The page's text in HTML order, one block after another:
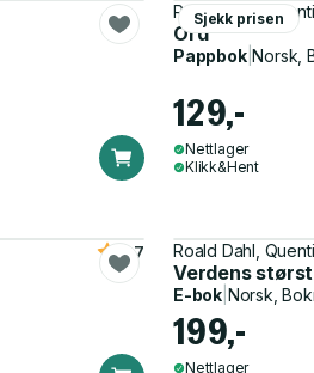
Sjekk prisen
Roald Dahl,
Ord
Pappbok|Norsk,
129,-
Nettlager
Klikk&Hent
3.7 Roald Dahl,
Verdens
E-bok Norsk,
199,-
Nettlager